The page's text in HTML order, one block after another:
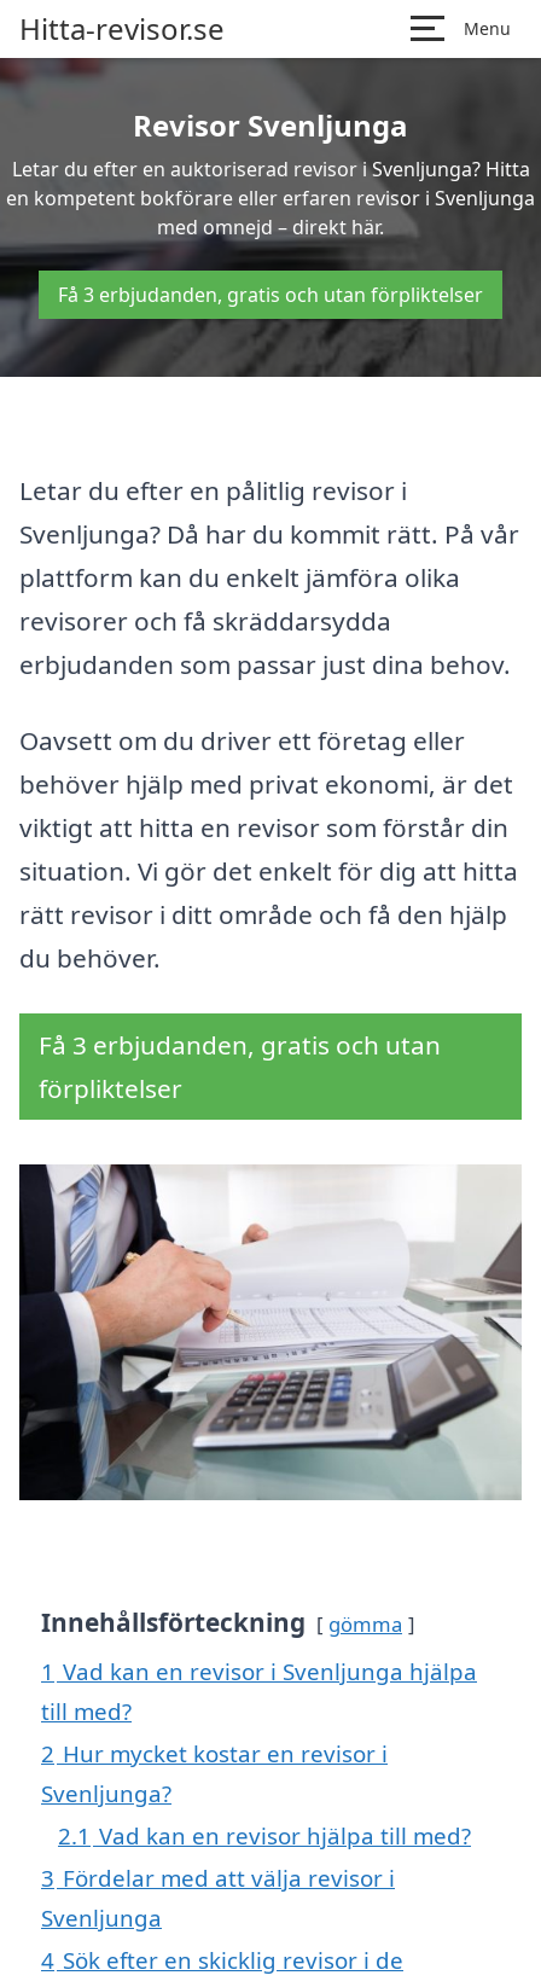
Hitta-revisor.se Menu
Revisor Svenljunga
Letar du efter en auktoriserad revisor i Svenljunga? Hitta
en kompetent bokförare eller erfaren revisor i Svenljunga
med omnejd – direkt här.
Få 3 erbjudanden, gratis och utan förpliktelser
Letar du efter en pålitlig revisor i
Svenljunga? Då har du kommit rätt. På vår
plattform kan du enkelt jämföra olika
revisorer och få skräddarsydda
erbjudanden som passar just dina behov.
Oavsett om du driver ett företag eller
behöver hjälp med privat ekonomi, är det
viktigt att hitta en revisor som förstår din
situation. Vi gör det enkelt för dig att hitta
rätt revisor i ditt område och få den hjälp
du behöver.
Få 3 erbjudanden, gratis och utan
förpliktelser
Innehållsförteckning gömma
1 Vad kan en revisor i Svenljunga hjälpa
till med?
2 Hur mycket kostar en revisor i
Svenljunga?
2.1 Vad kan en revisor hjälpa till med?
3 Fördelar med att välja revisor i
Svenljunga
4 Sök efter en skicklig revisor i de